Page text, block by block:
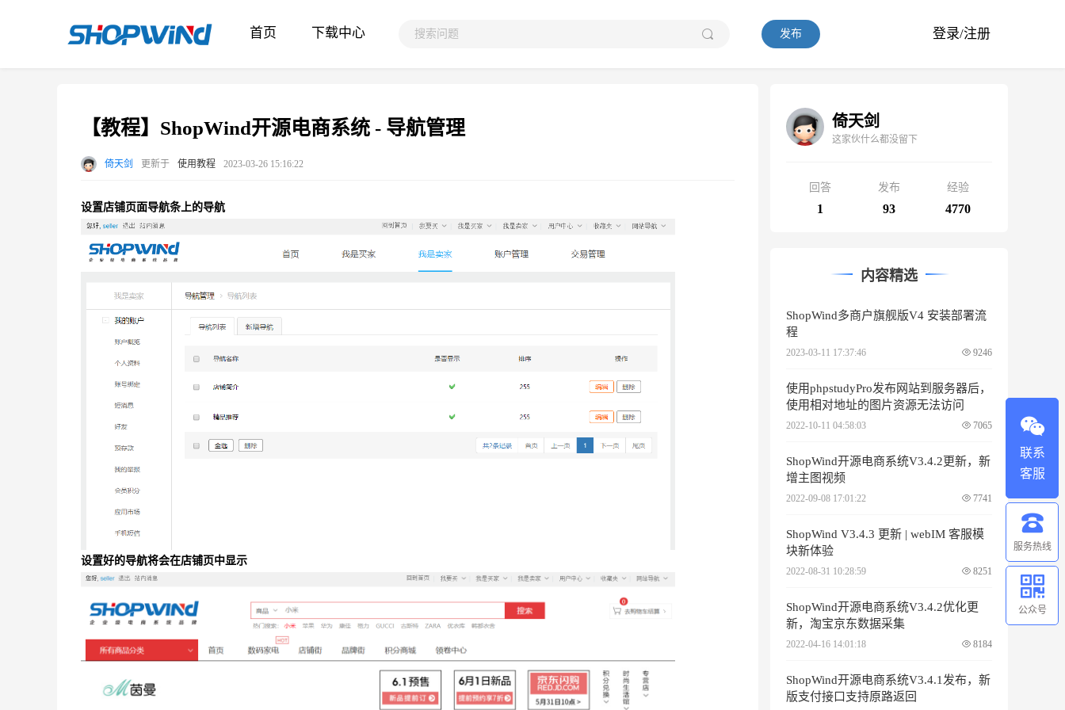
首页 下载中心 发布 登录/注册
【教程】ShopWind开源电商系统 - 导航管理
倚天剑 更新于 使用教程 2023-03-26 15:16:22
设置店铺页面导航条上的导航
设置好的导航将会在店铺页中显示
倚天剑
这家伙什么都没留下
回答
1
发布
93
经验
4770
内容精选
ShopWind多商户旗舰版V4 安装部署流
程
2023-03-11 17:37:46 9246
使用phpstudyPro发布网站到服务器后，
使用相对地址的图片资源无法访问
2022-10-11 04:58:03 7065
ShopWind开源电商系统V3.4.2更新，新
增主图视频
2022-09-08 17:01:22 7741
ShopWind V3.4.3 更新 | webIM 客服模
块新体验
2022-08-31 10:28:59 8251
ShopWind开源电商系统V3.4.2优化更
新，淘宝京东数据采集
2022-04-16 14:01:18 8184
ShopWind开源电商系统V3.4.1发布，新
版支付接口支持原路返回
联系
客服
服务热线
公众号